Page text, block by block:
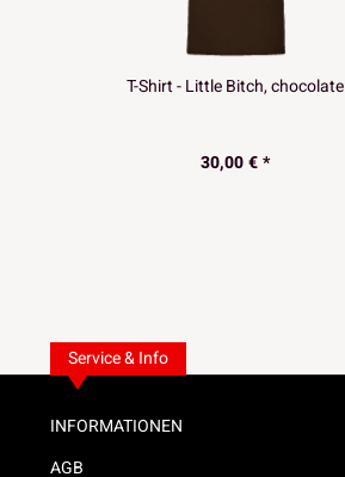
T-Shirt - Little Bitch, chocolate
30,00 € *
Service & Info
INFORMATIONEN
AGB